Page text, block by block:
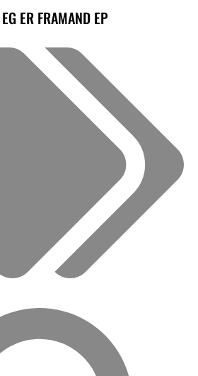
ER FRAMAND EP